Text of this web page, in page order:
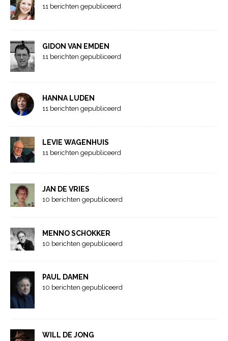
11 berichten gepubliceerd
GIDON VAN EMDEN
11 berichten gepubliceerd
HANNA LUDEN
11 berichten gepubliceerd
LEVIE WAGENHUIS
11 berichten gepubliceerd
JAN DE VRIES
10 berichten gepubliceerd
MENNO SCHOKKER
10 berichten gepubliceerd
PAUL DAMEN
10 berichten gepubliceerd
WILL DE JONG